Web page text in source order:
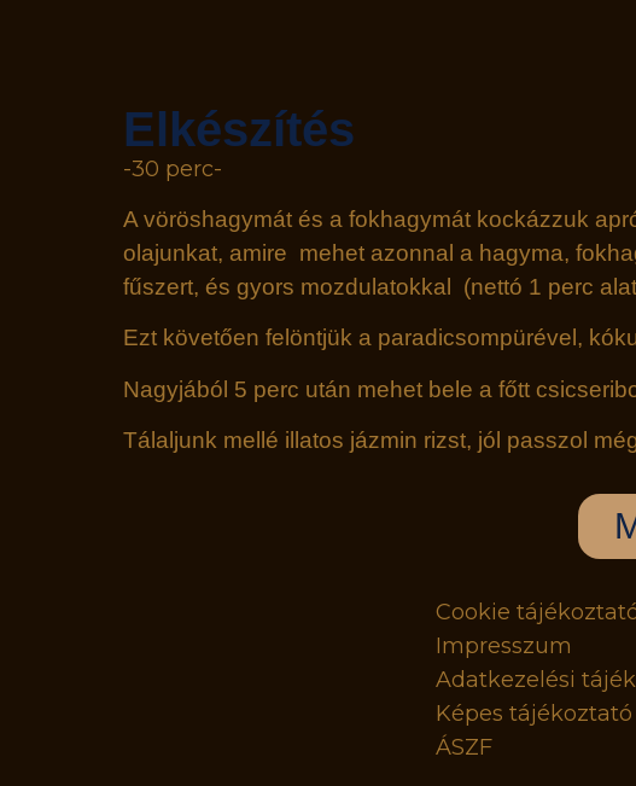
Elkészítés
-30 perc-
A vöröshagymát és a fokhagymát kockázzuk
olajunkat, amire mehet azonnal a hagyma,
fűszert, és gyors mozdulatokkal (nettó 1 perc
Ezt követően felöntjük a paradicsompürével,
Nagyjából 5 perc után mehet bele a főtt
Tálaljunk mellé illatos jázmin rizst, jól passzol
Cookie
Impresszum
Adatkezelési
Képes tájékoztató
ÁSZF